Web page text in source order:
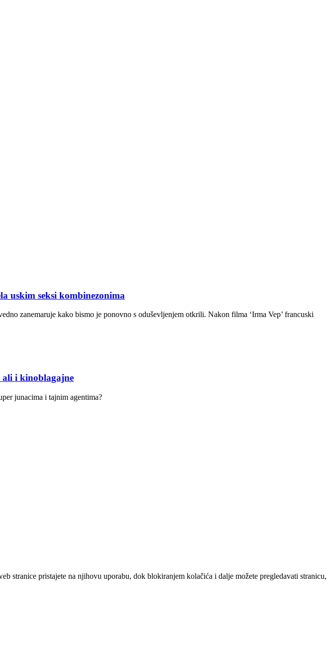
uskim seksi kombinezonima
zanemaruje kako bismo je ponovno s oduševljenjem otkrili. Nakon filma ‘Irma Vep’ francuski
i kinoblagajne
junacima i tajnim agentima?
stranice pristajete na njihovu uporabu, dok blokiranjem kolačića i dalje možete pregledavati stranicu,